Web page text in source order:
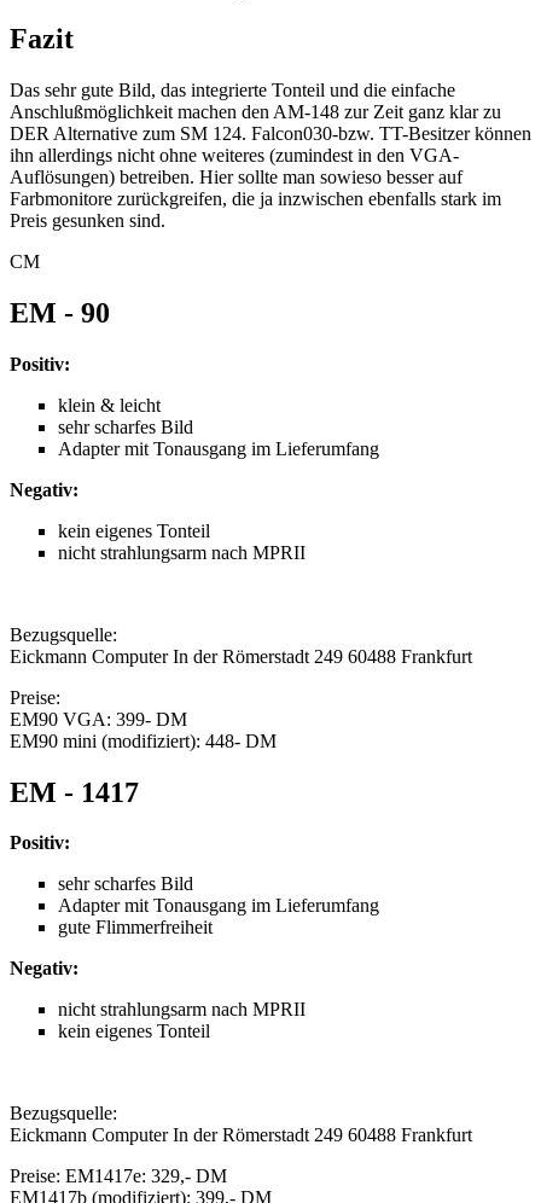
Fazit
Das sehr gute Bild, das integrierte Tonteil und die einfache
Anschlußmöglichkeit machen den AM-148 zur Zeit ganz klar zu
DER Alternative zum SM 124. Falcon030-bzw. TT-Besitzer können
ihn allerdings nicht ohne weiteres (zumindest in den VGA-
Auflösungen) betreiben. Hier sollte man sowieso besser auf
Farbmonitore zurückgreifen, die ja inzwischen ebenfalls stark im
Preis gesunken sind.
CM
EM - 90
Positiv:
klein & leicht
sehr scharfes Bild
Adapter mit Tonausgang im Lieferumfang
Negativ:
kein eigenes Tonteil
nicht strahlungsarm nach MPRII
Bezugsquelle:
Eickmann Computer In der Römerstadt 249 60488 Frankfurt
Preise:
EM90 VGA: 399- DM
EM90 mini (modifiziert): 448- DM
EM - 1417
Positiv:
sehr scharfes Bild
Adapter mit Tonausgang im Lieferumfang
gute Flimmerfreiheit
Negativ:
nicht strahlungsarm nach MPRII
kein eigenes Tonteil
Bezugsquelle:
Eickmann Computer In der Römerstadt 249 60488 Frankfurt
Preise: EM1417e: 329,- DM
EM1417b (modifiziert): 399,- DM